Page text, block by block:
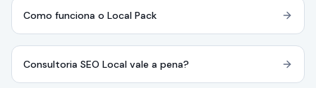
Como funciona o Local Pack
Consultoria SEO Local vale a pena?